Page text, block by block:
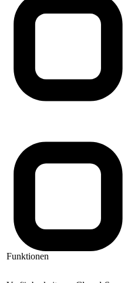
Funktionen